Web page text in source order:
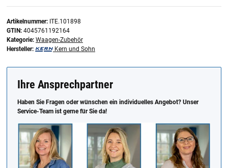
Artikelnummer: ITE.101898
GTIN: 4045761192164
Kategorie: Waagen-Zubehör
Hersteller:
Kern und Sohn
Ihre Ansprechpartner
Haben Sie Fragen oder wünschen ein individuelles Angebot? Unser
Service-Team ist gerne für Sie da!